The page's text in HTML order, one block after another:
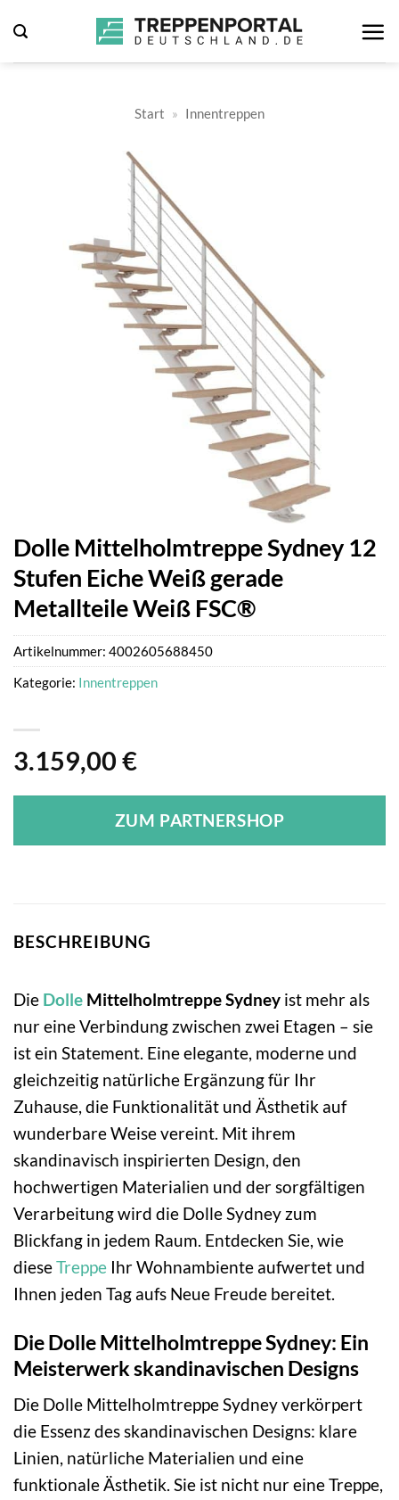
Inhalt
springen
Start » Innentreppen
Dolle Mittelholmtreppe Sydney 12
Stufen Eiche Weiß gerade
Metallteile Weiß FSC®
3.159,00 €
ZUM PARTNERSHOP
Artikelnummer: 4002605688450
Kategorie: Innentreppen
BESCHREIBUNG
Die Dolle Mittelholmtreppe Sydney ist mehr als
nur eine Verbindung zwischen zwei Etagen – sie
ist ein Statement. Eine elegante, moderne und
gleichzeitig natürliche Ergänzung für Ihr
Zuhause, die Funktionalität und Ästhetik auf
wunderbare Weise vereint. Mit ihrem
skandinavisch inspirierten Design, den
hochwertigen Materialien und der sorgfältigen
Verarbeitung wird die Dolle Sydney zum
Blickfang in jedem Raum. Entdecken Sie, wie
dieseTreppe Ihr Wohnambiente aufwertet und
Ihnen jeden Tag aufs Neue Freude bereitet.
Die Dolle Mittelholmtreppe Sydney: Ein
Meisterwerk skandinavischen Designs
Die Dolle Mittelholmtreppe Sydney verkörpert
die Essenz des skandinavischen Designs: klare
Linien, natürliche Materialien und eine
funktionale Ästhetik. Sie ist nicht nur eine Treppe,